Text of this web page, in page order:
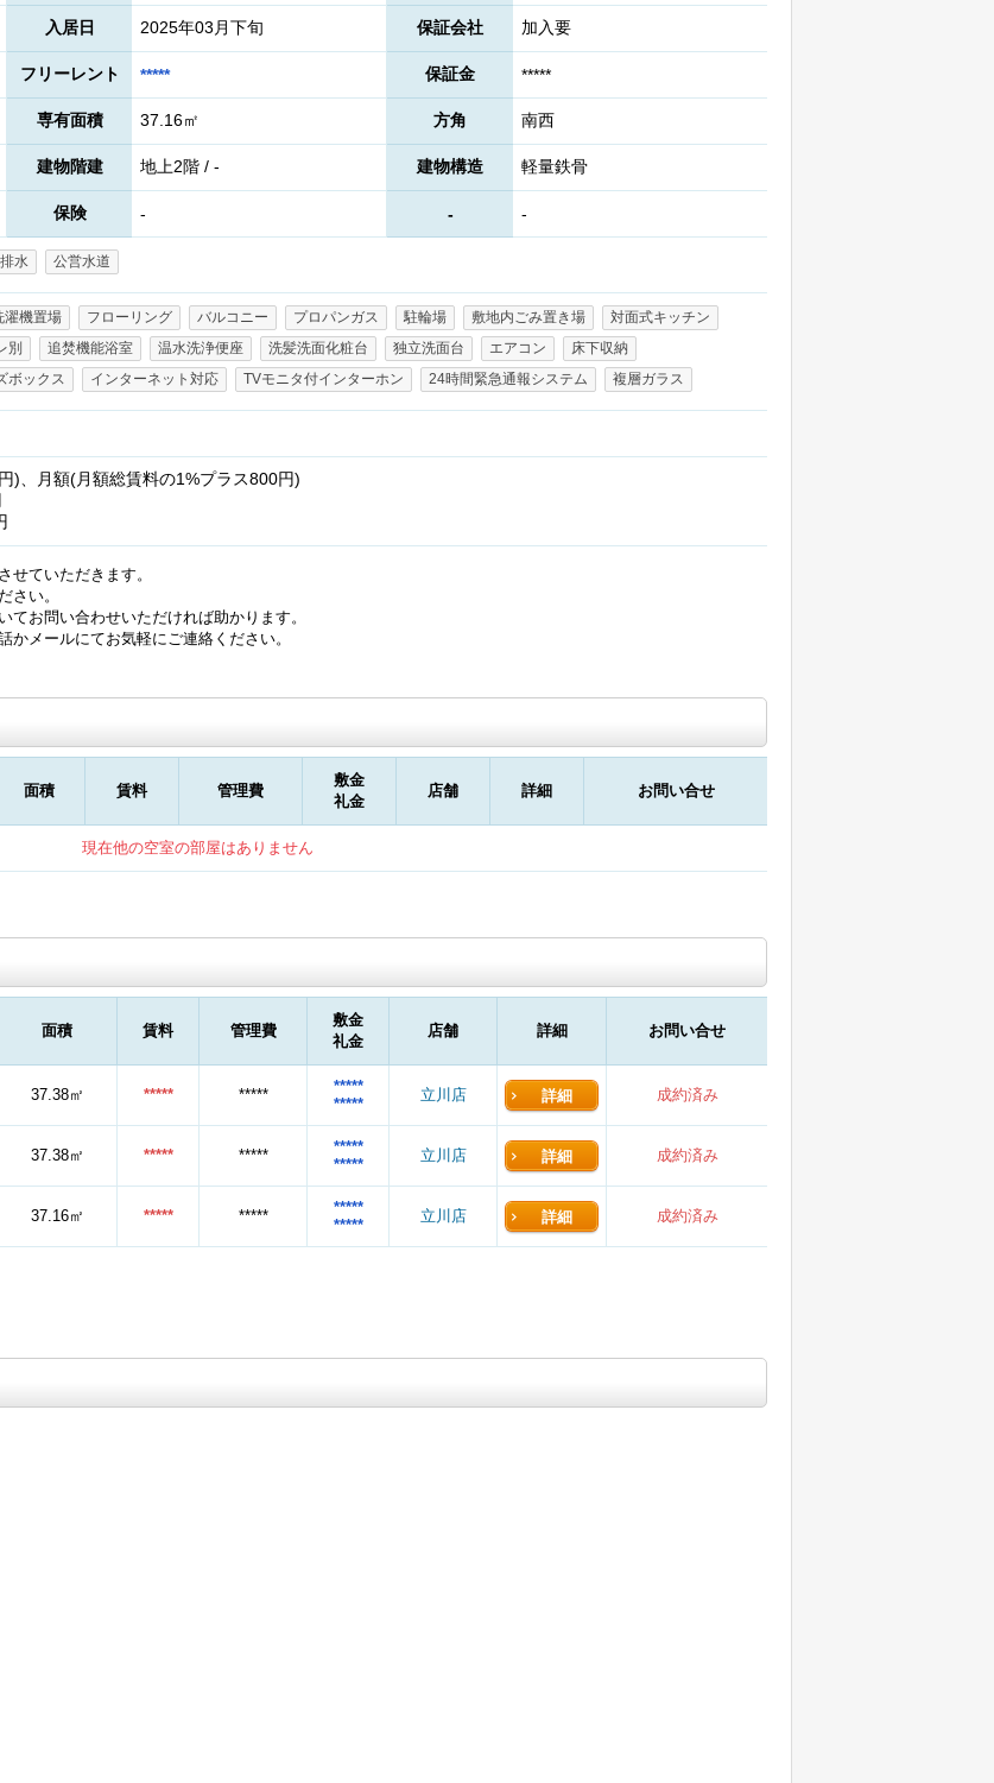
入居日 2025年03月下旬 保証会社 加入要
フリーレント ***** 保証金 *****
専有面積 37.16㎡ 方角 南西
建物階建 地上2階 / - 建物構造 軽量鉄骨
保険 - - -
水 公営水道
濯機置場 フローリング バルコニー プロパンガス 駐輪場 敷地内ごみ置き場
対面式キッチン
別 追焚機能浴室 温水洗浄便座 洗髪洗面化粧台 独立洗面台 エアコン
床下収納
ボックス インターネット対応 TVモニタ付インターホン 24時間緊急通報システム 複層ガラス
、月額(月額総賃料の1%プラス800円)
ていただきます。
さい。
お問い合わせいただければ助かります。
メールにてお気軽にご連絡ください。
面積 賃料 管理費
敷金
礼金
店舗 詳細 お問い合せ
現在他の空室の部屋はありません
面積 賃料 管理費
敷金
礼金
店舗 詳細 お問い合せ
37.38㎡ ***** *****
*****
*****
立川店 詳細 成約済み
37.38㎡ ***** *****
*****
*****
立川店 詳細 成約済み
37.16㎡ ***** *****
*****
*****
立川店 詳細 成約済み